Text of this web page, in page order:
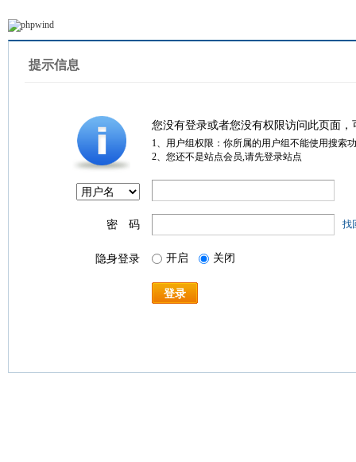
提示信息
您没有登录或者您没有权限访问此页面
1、用户组权限：你所属的用户组不能使用搜索
2、您还不是站点会员,请先登录站点
密 码 找
隐身登录 开启 关闭
登录